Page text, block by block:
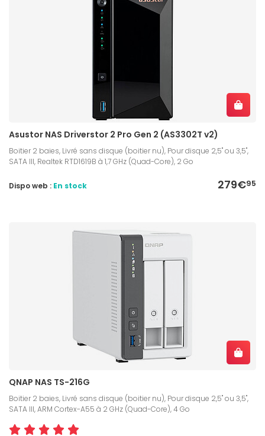
Asustor NAS Driverstor 2 Pro Gen 2 (AS3302T v2)
Boitier 2 baies, Livré sans disque (boitier nu), Pour disque 2,5" ou 3,5",
SATA III, Realtek RTD1619B à 1,7 GHz (Quad-Core), 2 Go
279€95
Dispo web : En stock
QNAP NAS TS-216G
Boitier 2 baies, Livré sans disque (boitier nu), Pour disque 2,5" ou 3,5",
SATA III, ARM Cortex-A55 à 2 GHz (Quad-Core), 4 Go